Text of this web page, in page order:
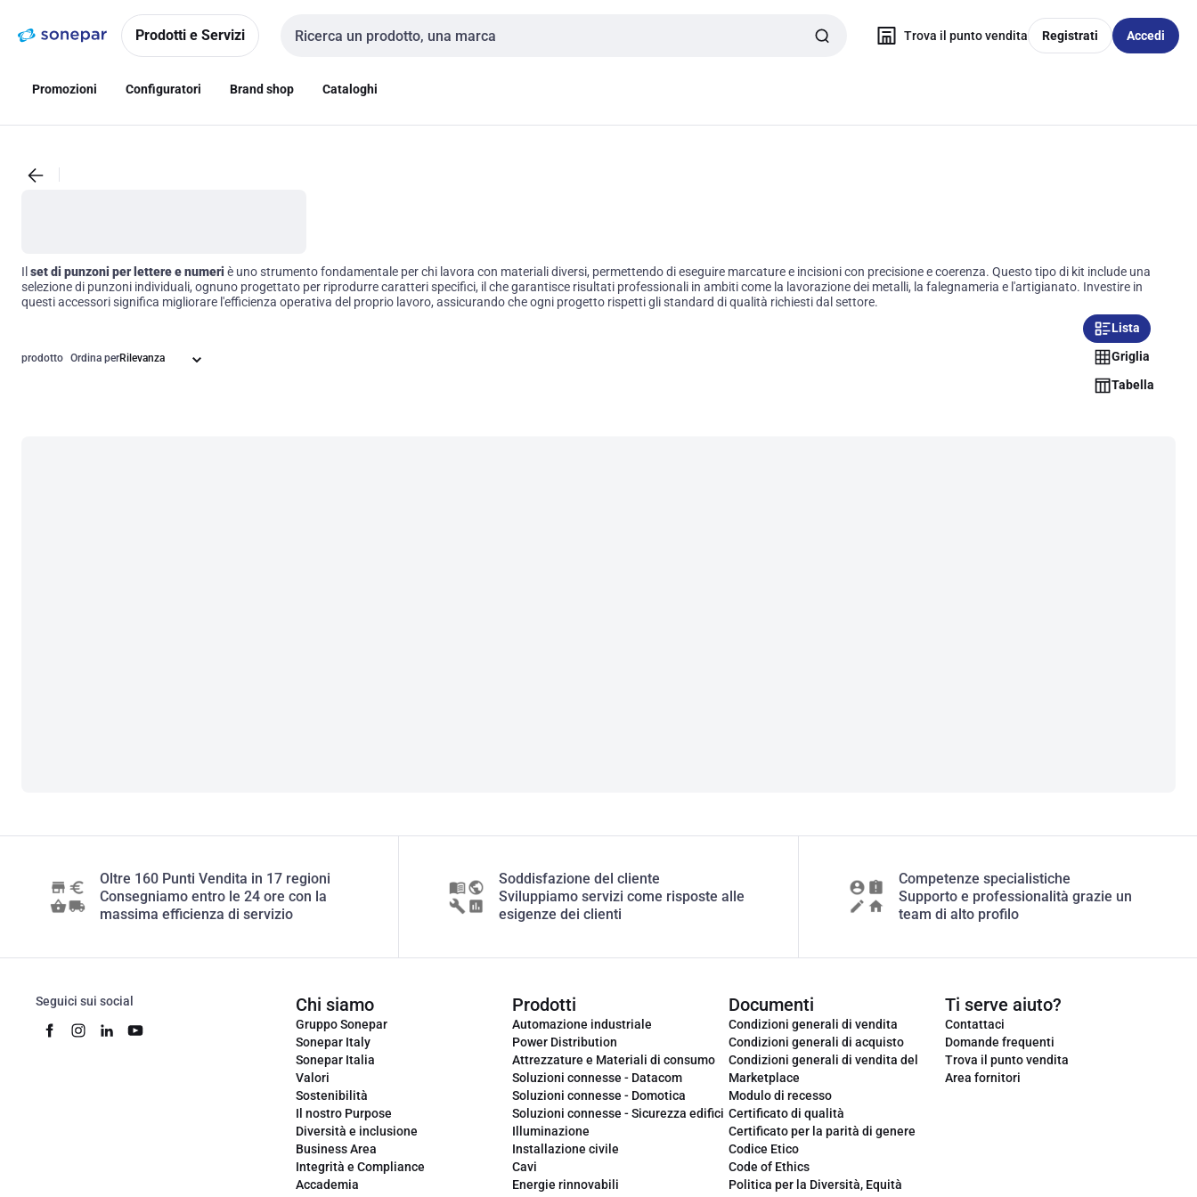
navigazionealla
Prodotti e Servizi
Cerca input
Trova il punto vendita Registrati Accedi
Promozioni Configuratori Brand shop Cataloghi
Il set di punzoni per lettere e numeri è uno strumento fondamentale per chi lavora con materiali diversi, permettendo di eseguire marcature e incisioni con precisione e coerenza. Questo tipo di kit include una
selezione di punzoni individuali, ognuno progettato per riprodurre caratteri specifici, il che garantisce risultati professionali in ambiti come la lavorazione dei metalli, la falegnameria e l'artigianato. Investire in
questi accessori significa migliorare l'efficienza operativa del proprio lavoro, assicurando che ogni progetto rispetti gli standard di qualità richiesti dal settore.
prodotto Ordina per
Lista
Griglia
Tabella
Oltre 160 Punti Vendita in 17 regioni
Consegniamo entro le 24 ore con la
massima efficienza di servizio
Soddisfazione del cliente
Sviluppiamo servizi come risposte alle
esigenze dei clienti
Competenze specialistiche
Supporto e professionalità grazie un
team di alto profilo
Seguici sui social Chi siamo
Gruppo Sonepar
Sonepar Italy
Sonepar Italia
Valori
Sostenibilità
Il nostro Purpose
Diversità e inclusione
Business Area
Integrità e Compliance
Accademia
Prodotti
Automazione industriale
Power Distribution
Attrezzature e Materiali di consumo
Soluzioni connesse - Datacom
Soluzioni connesse - Domotica
Soluzioni connesse - Sicurezza edifici
Illuminazione
Installazione civile
Cavi
Energie rinnovabili
Documenti
Condizioni generali di vendita
Condizioni generali di acquisto
Condizioni generali di vendita del
Marketplace
Modulo di recesso
Certificato di qualità
Certificato per la parità di genere
Codice Etico
Code of Ethics
Politica per la Diversità, Equità
Ti serve aiuto?
Contattaci
Domande frequenti
Trova il punto vendita
Area fornitori